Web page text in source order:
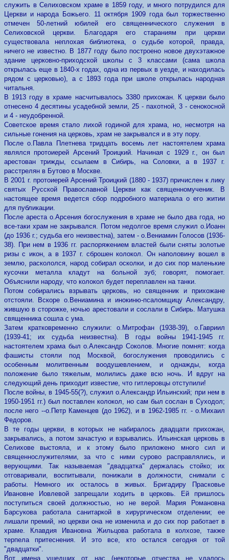
служить в Селиховском храме в 1859 году, и много потрудился для
Церкви и народа Божьего. 11 октября 1909 года был торжественно
отмечен 50-летний юбилей его священнического служения в
Селиховской церкви. Благодаря его стараниям при церкви
существовала неплохая библиотека, о судьбе которой, правда,
ничего не известно. В 1877 году было построено новое двухэтажное
здание церковно-приходской школы с 3 классами (сама школа
открылась еще в 1840-х годах, одна из первых в уезде, и находилась
рядом с церковью), а с 1893 года при школе открылась народная
читальня.
В 1913 году в храме насчитывалось 3380 прихожан. К церкви было
отнесено 4 десятины усадебной земли, 25 - пахотной, 3 - сенокосной
и 4 - неудобренной.
Советское время стало лихой годиной для храма, но, несмотря на
сильные гонения на церковь, храм не закрывался и в эту пору.
После о.Павла Плетнева тридцать восемь лет настоятелем храма
являлся протоиерей Арсений Троицкий. Начиная с 1929 г., он был
арестован трижды, ссылаем в Сибирь, на Соловки, а в 1937 г.
расстрелян в Бутово в Москве.
В 2001 г. протоиерей Арсений Троицкий (1880 - 1937) причислен к лику
святых Русской Православной Церкви как священномученик. В
настоящее время ведется сбор подробного материала о его житии
для публикации.
После ареста о.Арсения богослужения в храме не было два года, но
все-таки храм не закрывался. Потом недолгое время служил о.Иоанн
(до 1936 г.; судьба его неизвестна), затем - о.Вениамин Голосов (1936-
38). При нем в 1936 гг. распоряжением властей были сняты золотые
ризы с икон, а в 1937 г. сброшен колокол. Он наполовину вошел в
землю, раскололся, народ собирал осколки, и до сих пор маленькие
кусочки металла кладут на больной зуб; говорят, помогает.
Объяснили народу, что колокол будет переплавлен на танки.
Потом собирались взрывать церковь, но священник и прихожане
отстояли. Вскоре о.Вениамина и инокиню-псаломщицу Александру,
жившую в сторожке, ночью арестовали и сослали в Сибирь. Матушка
священника сошла с ума.
Затем кратковременно служили: о.Митрофан (1938-39), о.Гавриил
(1939-41; их судьба неизвестна). В годы войны 1941-1945 гг.
настоятелем храма был о.Александр Соколов. Многие помнят: когда
фашисты стояли под Москвой, богослужения проводились с
особенным молитвенным воодушевлением, и однажды, когда
положение было тяжелым, молились даже всю ночь. И вдруг на
следующий день приходит известие, что гитлеровцы отступили!
После войны, в 1945-55(?), служил о.Александр Ильинский; при нем в
1950-1951 гг.) был поставлен колокол, но сам был сослан в Суходол;
после него --о.Петр Каменцев (до 1962), и в 1962-1985 гг. - о.Михаил
Федоров.
В те годы церкви, в которых не набиралось двадцати прихожан,
закрывались, а потом зачастую и взрывались. Ильинская церковь в
Селихове выстояла, и к этому было приложено много сил и
священнослужителями, за что с ними сурово расправлялись, и
верующими. Так называемая "двадцатка" держалась стойко; их
отговаривали, воспитывали, понижали в должности, снимали с
работы. Немного их осталось в живых. Бригадиру Прасковье
Ивановне Иовлевой запрещали ходить в церковь. Ей пришлось
поступиться своей должностью, но не верой. Мария Романовна
Барсукова работала санитаркой в хирургическом отделении; ее
лишали премий, но церкви она не изменила и до сих пор работает в
храме. Клавдия Ивановна Жильцова работала в колхозе, также
терпела притеснения. И это все, кто остался сегодня от той
"двадцатки".
Вот имена ушедших от нас (некоторые отчества не удалось